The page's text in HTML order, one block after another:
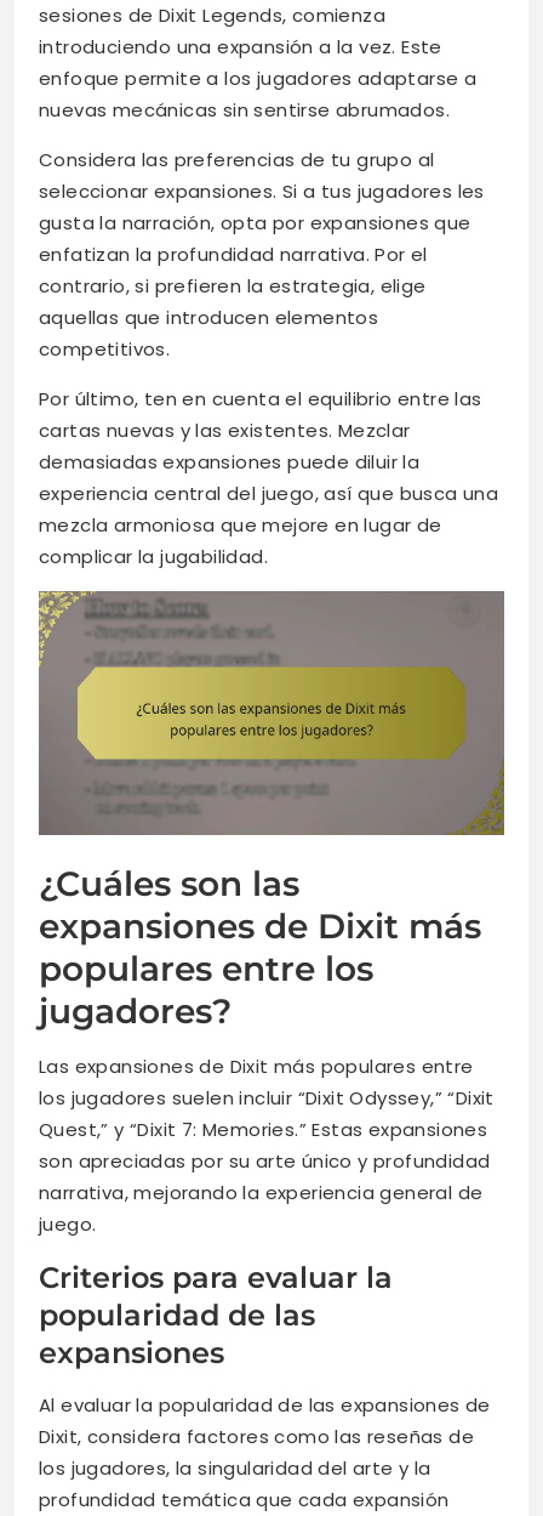
sesiones de Dixit Legends, comienza
introduciendo una expansión a la vez. Este
enfoque permite a los jugadores adaptarse a
nuevas mecánicas sin sentirse abrumados.
Considera las preferencias de tu grupo al
seleccionar expansiones. Si a tus jugadores les
gusta la narración, opta por expansiones que
enfatizan la profundidad narrativa. Por el
contrario, si prefieren la estrategia, elige
aquellas que introducen elementos
competitivos.
Por último, ten en cuenta el equilibrio entre las
cartas nuevas y las existentes. Mezclar
demasiadas expansiones puede diluir la
experiencia central del juego, así que busca una
mezcla armoniosa que mejore en lugar de
complicar la jugabilidad.
¿Cuáles son las
expansiones de Dixit más
populares entre los
jugadores?
Las expansiones de Dixit más populares entre
los jugadores suelen incluir “Dixit Odyssey,” “Dixit
Quest,” y “Dixit 7: Memories.” Estas expansiones
son apreciadas por su arte único y profundidad
narrativa, mejorando la experiencia general de
juego.
Criterios para evaluar la
popularidad de las
expansiones
Al evaluar la popularidad de las expansiones de
Dixit, considera factores como las reseñas de
los jugadores, la singularidad del arte y la
profundidad temática que cada expansión